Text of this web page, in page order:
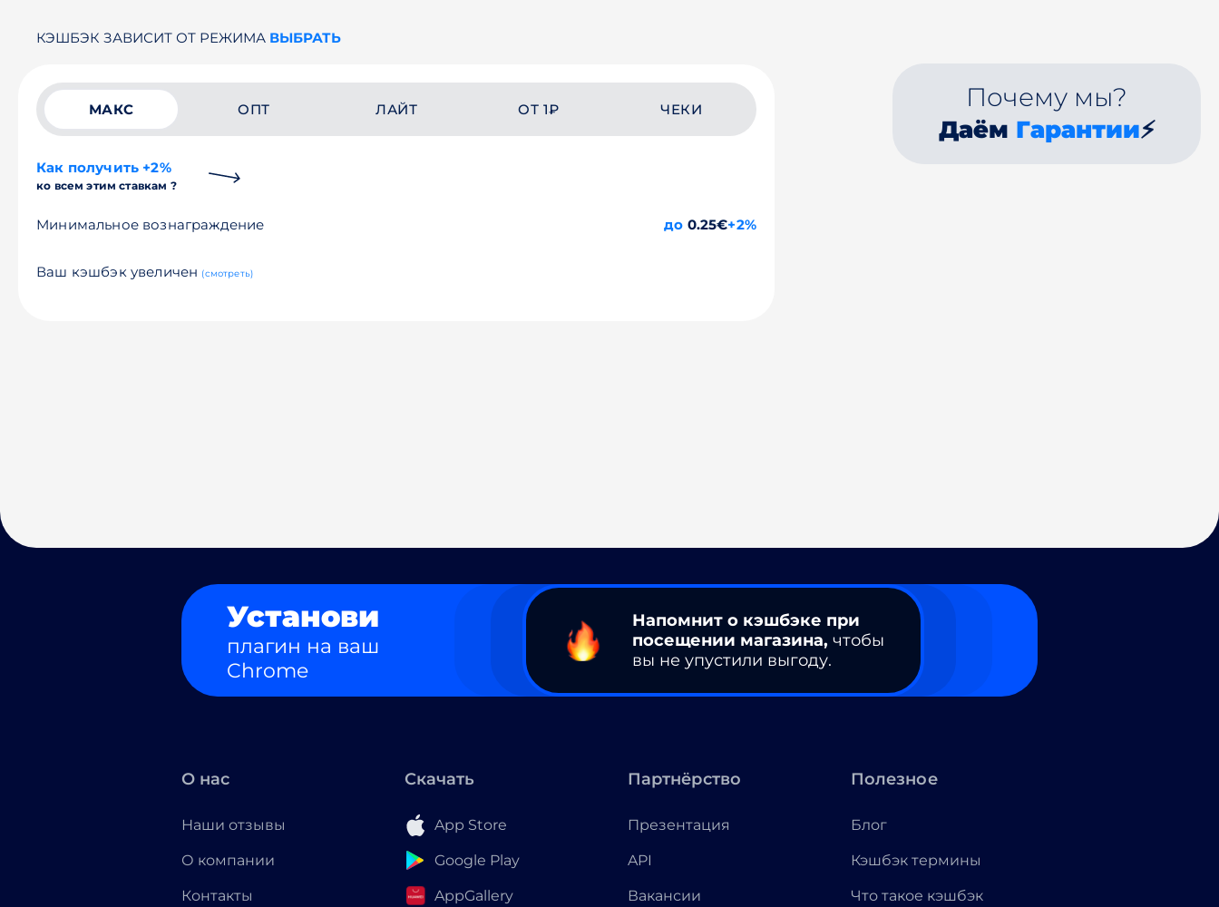
КЭШБЭК ЗАВИСИТ ОТ РЕЖИМА ВЫБРАТЬ
МАКС ОПТ ЛАЙТ ОТ 1₽ ЧЕКИ
Как получить +2%
ко всем этим ставкам ?
Минимальное вознаграждение до 0.25€+2%
Ваш кэшбэк увеличен (смотреть)
Почему мы?
Даём Гарантии⚡
Установи
плагин на ваш
Chrome
Напомнит о кэшбэке при
посещении магазина, чтобы
вы не упустили выгоду.
О нас
Наши отзывы
О компании
Контакты
Скачать
App Store
Google Play
AppGallery
Партнёрство
Презентация
API
Вакансии
Полезное
Блог
Кэшбэк термины
Что такое кэшбэк